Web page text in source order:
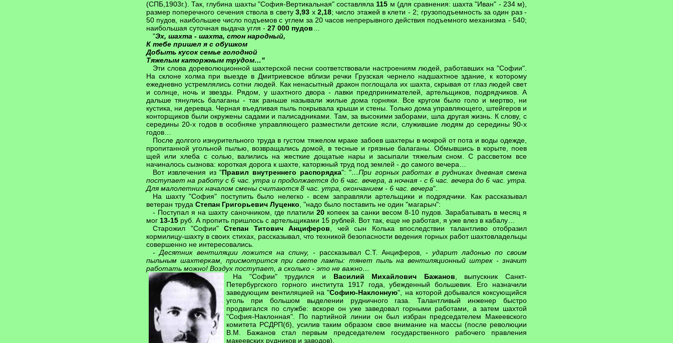
(СПБ,1903г.). Так, глубина шахты "София-Вертикальная" составляла 115 м (для сравнения: шахта "Иван" - 234 м),
размер поперечного сечения ствола в свету3,93 х 2,18; число этажей в клети - 2; грузоподъемность за один раз -
50 пудов, наибольшее число подъемов с углем за 20 часов непрерывного действия подъемного механизма - 540;
наибольшая суточная выдача угля - 27 000 пудов
"Эх, шахта - шахта, стон народный,
К тебе пришел я с обушком
Добыть кусок семье голодной
Тяжелым каторжным трудом…"
Эти слова дореволюционной шахтерской песни соответствовали настроениям людей, работавших на "Софии".
На склоне холма при выезде в Дмитриевское вблизи речки Грузская чернело надшахтное здание, к которому
ежедневно устремлялись сотни людей. Как ненасытный дракон поглощала их шахта, скрывая от глаз людей свет
и солнце, ночь и звезды. Рядом, у шахтного двора - лавки предпринимателей, артельщиков, подрядчиков. А
дальше тянулись балаганы - так раньше называли жилые дома горняки. Все кругом было голо и мертво, ни
кустика, ни деревца. Черная въедливая пыль покрывала крыши и стены. Только дома управляющего, штейгеров и
конторщиков были окружены садами и палисадниками. Там, за высокими заборами, шла другая жизнь. К слову, с
середины 20-х годов в особняке управляющего разместили детские ясли, служившие людям до середины 90-х
годов…
После долгого изнурительного труда в густом тяжелом мраке забоев шахтеры в мокрой от пота и воды одежде,
пропитанной угольной пылью, возвращались домой, в тесные и грязные балаганы. Обмывшись в корыте, поев
щей или хлеба с солью, валились на жесткие дощатые нары и засыпали тяжелым сном. С рассветом все
начиналось сызнова: короткая дорога к шахте, каторжный труд под землей - до самого вечера…
Вот извлечения из "Правил внутреннего распорядка": "…При горных работах в рудниках дневная смена
поступает на работу с 6 час. утра и продолжается до 6 час. вечера, а ночная - с 6 час. вечера до 6 час. утра.
Для малолетних началом смены считаются 8 час. утра, окончанием - 6 час. вечера".
На шахту "София" поступить было нелегко - всем заправляли артельщики и подрядчики. Как рассказывал
ветеран труда Степан Григорьевич Луценко , "надо было поставить не один "магарыч":
- Поступал я на шахту саночником, где платили 20копеек за санки весом 8-10 пудов. Зарабатывать в месяц я
мог 13-15 руб. А пропить пришлось с артельщиками 15 рублей. Вот так, еще не работая, я уже влез в кабалу…
Старожил "Софии"Степан Титович Анциферов , чей сын Колька впоследствии талантливо отобразил
кормилицу-шахту в своих стихах, рассказывал, что техникой безопасности ведения горных работ шахтовладельцы
совершенно не интересовались.
- Десятник вентиляции ложится на спину, - рассказывал С.Т. Анциферов, - ударит ладонью по своим
пыльным шахтеркам, присмотрится при свете лампы: тянет пыль на вентиляционный штрек - значит
работать можно! Воздух поступает, а сколько - это не важно…
На "Софии" трудился и Василий Михайлович Бажанов , выпускник Санкт-
Петербургского горного института 1917 года, убежденный большевик. Его назначили
заведующим вентиляцией на "Софию-Наклонную", на которой добывался коксующийся
уголь при большом выделении рудничного газа. Талантливый инженер быстро
продвигался по службе: вскоре он уже заведовал горными работами, а затем шахтой
"София-Наклонная". По партийной линии он был избран председателем Макеевского
комитета РСДРП(б), усилив таким образом свое внимание на массы (после революции
В.М. Бажанов стал первым председателем государственного рабочего правления
макеевских рудников и заводов).